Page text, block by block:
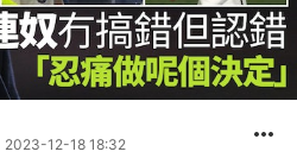
2023-12-18 18:32